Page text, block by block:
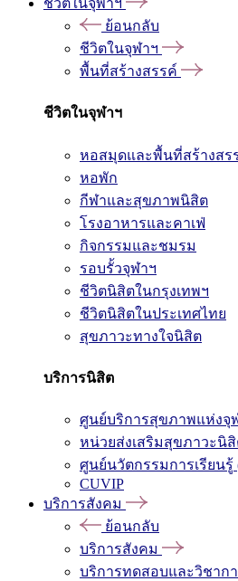
ชีวิตในจุฬาฯ
ย้อนกลับ
ชีวิตในจุฬาฯ
พื้นที่สร้างสรรค์
ชีวิตในจุฬาฯ
หอสมุดและพื้นที่สร้างสร
หอพัก
กีฬาและสุขภาพนิสิต
โรงอาหารและคาเฟ่
กิจกรรมและชมรม
รอบรั้วจุฬาฯ
ชีวิตนิสิตในกรุงเทพฯ
ชีวิตนิสิตในประเทศไทย
สุขภาวะทางใจนิสิต
บริการนิสิต
ศูนย์บริการสุขภาพแห่งจุ
หน่วยส่งเสริมสุขภาวะนิ
ศูนย์นวัตกรรมการเรียนรู้
CUVIP
บริการสังคม
ย้อนกลับ
บริการสังคม
บริการทดสอบและวิชาก